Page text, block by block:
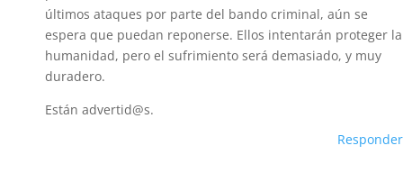
últimos ataques por parte del bando criminal, aún se
espera que puedan reponerse. Ellos intentarán proteger la
humanidad, pero el sufrimiento será demasiado, y muy
duradero.
Están advertid@s.
Responder